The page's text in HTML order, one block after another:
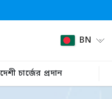
BN
চার্জের প্রদান